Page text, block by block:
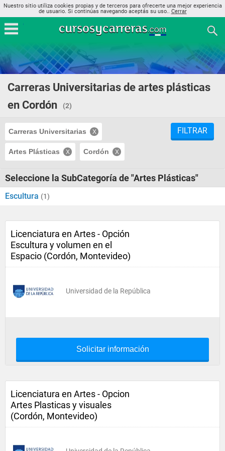
Nuestro sitio utiliza cookies propias y de terceros para ofrecerte una mejor experiencia
de usuario. Si continúas navegando aceptás su uso.. Cerrar
Carreras Universitarias de artes plásticas
en Cordón
(2)
Carreras Universitarias
Artes Plásticas Cordón
FILTRAR
Seleccione la SubCategoría de "Artes Plásticas"
Escultura (1)
Licenciatura en Artes - Opción
Escultura y volumen en el
Espacio (Cordón, Montevideo)
Universidad de la República
Solicitar información
Licenciatura en Artes - Opcion
Artes Plasticas y visuales
(Cordón, Montevideo)